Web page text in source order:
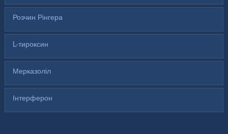
Розчин Рінгера
L-тироксин
Мерказоліл
Інтерферон